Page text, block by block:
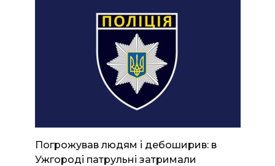
Погрожував людям і дебоширив: в
Ужгороді патрульні затримали